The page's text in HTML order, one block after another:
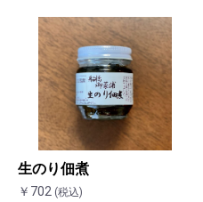
生のり佃煮
￥702 (税込)